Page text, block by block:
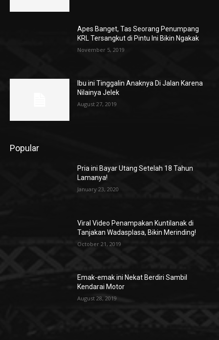
Apes Banget, Tas Seorang Penumpang
KRL Tersangkut di Pintu Ini Bikin Ngakak
November 5, 2019
Ibu ini Tinggalin Anaknya Di Jalan Karena
Nilainya Jelek
August 27, 2019
Popular
Pria ini Bayar Utang Setelah 18 Tahun
Lamanya!
January 23, 2020
Viral Video Penampakan Kuntilanak di
Tanjakan Wadasplasa, Bikin Merinding!
October 21, 2019
Emak-emak ini Nekat Berdiri Sambil
Kendarai Motor
August 28, 2019